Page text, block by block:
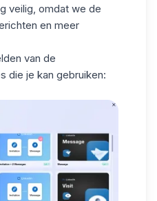
veilig, omdat we de
en meer
van de
die je kan gebruiken: